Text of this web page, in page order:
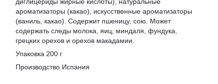
ароматизаторы (какао), искусственные ароматизаторы
(ваниль, какао). Содержит пшеницу, сою. Может
содержать следы молока, яиц, миндаля, фундука,
грецких орехов и орехов макадамии.
Упаковка 200 г
Производство Испания